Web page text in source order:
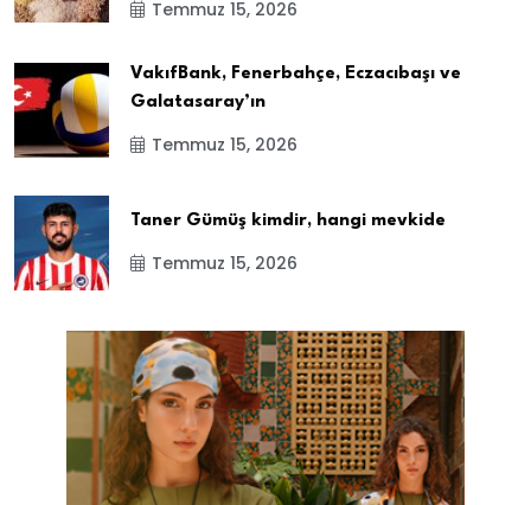
Temmuz 15, 2026
VakıfBank, Fenerbahçe, Eczacıbaşı ve
Galatasaray’ın
Temmuz 15, 2026
Taner Gümüş kimdir, hangi mevkide
Temmuz 15, 2026